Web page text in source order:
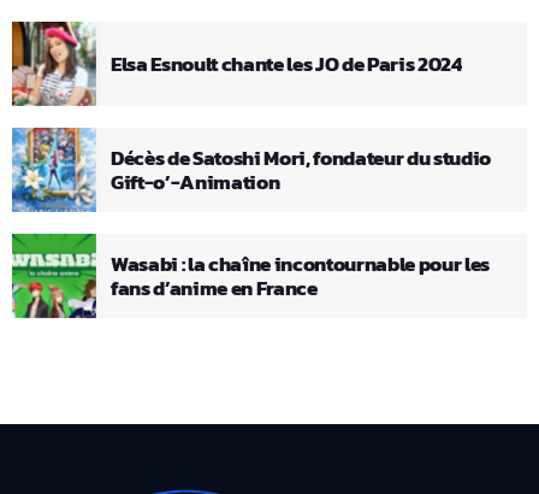
Elsa Esnoult chante les JO de Paris 2024
Décès de Satoshi Mori, fondateur du studio
Gift-o’-Animation
Wasabi : la chaîne incontournable pour les
fans d’anime en France